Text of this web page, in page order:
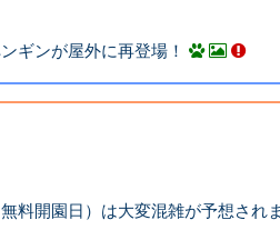
ギンが屋外に再登場！
料開園日）は大変混雑が予想され